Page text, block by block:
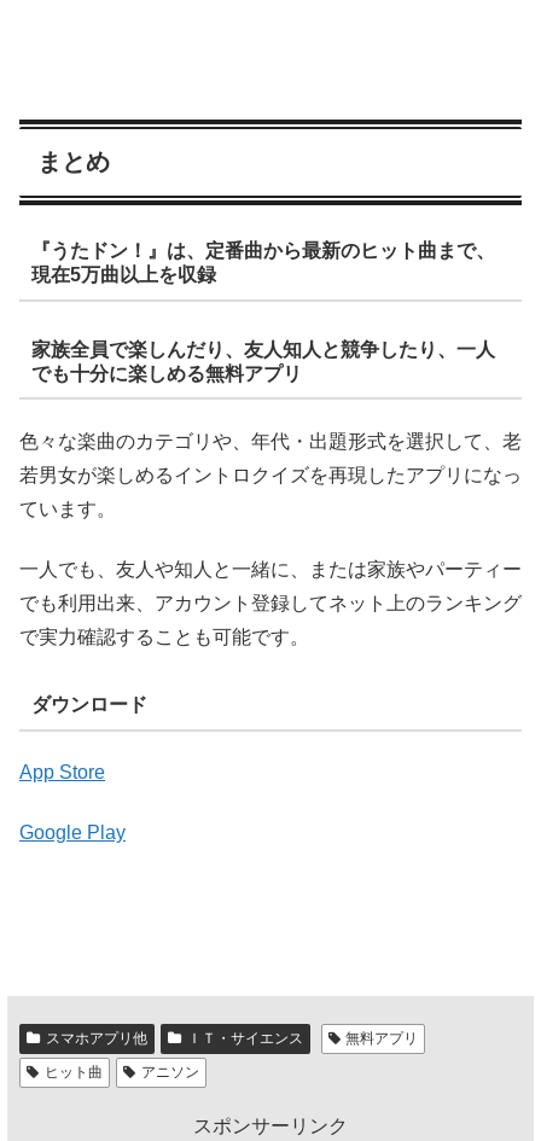
まとめ
『うたドン！』は、定番曲から最新のヒット曲まで、
現在5万曲以上を収録
家族全員で楽しんだり、友人知人と競争したり、一人
でも十分に楽しめる無料アプリ
色々な楽曲のカテゴリや、年代・出題形式を選択して、老
若男女が楽しめるイントロクイズを再現したアプリになっ
ています。
一人でも、友人や知人と一緒に、または家族やパーティー
でも利用出来、アカウント登録してネット上のランキング
で実力確認することも可能です。
ダウンロード
App Store
Google Play
スマホアプリ他 ＩＴ・サイエンス
無料アプリ
ヒット曲
アニソン
スポンサーリンク